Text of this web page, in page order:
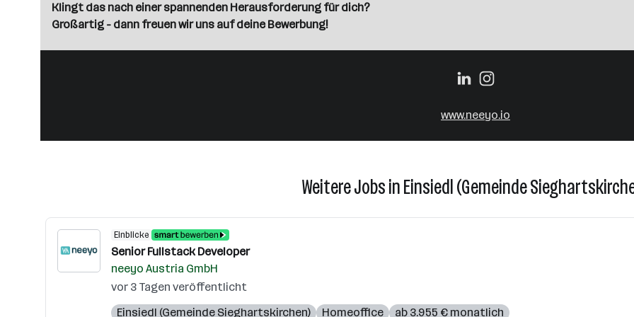
Klingt das nach einer spannenden Herausforderung für dich?
Großartig - dann freuen wir uns auf deine Bewerbung!
www.neeyo.io
Weitere Jobs in Einsiedl (Gemeinde
Einblicke
Senior Fullstack Developer
neeyo Austria GmbH
vor 3 Tagen veröffentlicht
Einsiedl (Gemeinde Sieghartskirchen)
Homeoffice ab 3.955 € monatlich